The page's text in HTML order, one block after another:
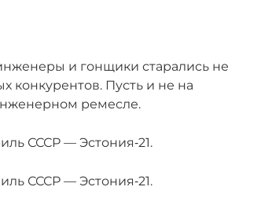
и гонщики старались не
конкурентов. Пусть и не на
ремесле.
СССР — Эстония‑21.
СССР — Эстония‑21.